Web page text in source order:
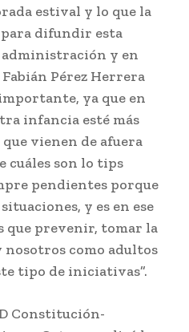
estival y lo que la
difundir esta
y en
Pérez Herrera
ya que en
infancia esté más
vienen de afuera
cuáles son lo tips
pendientes porque
y es en ese
que prevenir, tomar la
como adultos
tipo de iniciativas”.
Constitución-